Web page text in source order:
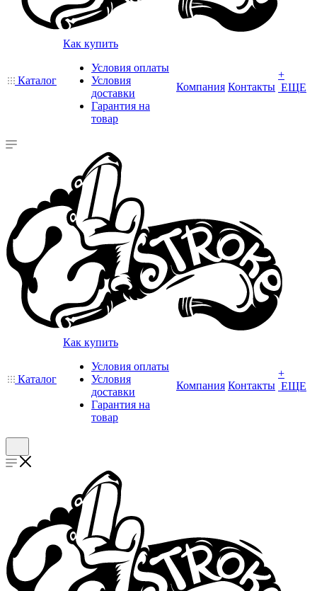
Каталог
Как купить
Условия оплаты
Условия
доставки
Гарантия на
товар
Компания Контакты
+
ЕЩЕ
Каталог
Как купить
Условия оплаты
Условия
доставки
Гарантия на
товар
Компания Контакты
+
ЕЩЕ